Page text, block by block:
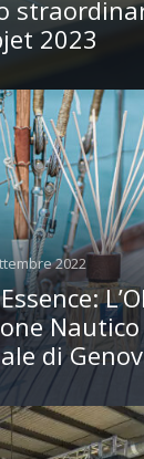
2023
2022
Nautico
di